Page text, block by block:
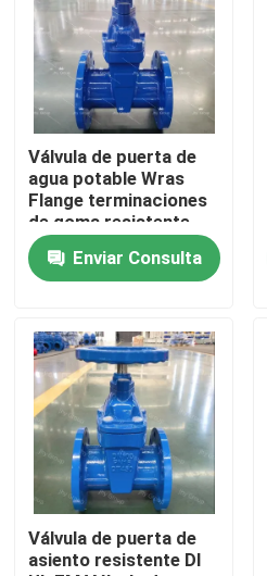
productos
Vídeos
Sobre nosotros
Tour por la fábrica
Contáctenos
Noticias
Casos
Válvula de puerta de los DI
Válvula de puerta de
agua potable Wras
Flange terminaciones
de goma resistente
Válvula de puerta de
asientoEnviar Consulta
Válvula de puerta de
asiento resistente DI